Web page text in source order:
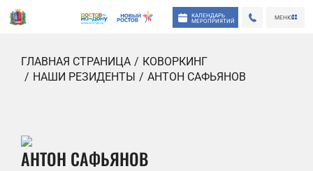
КАЛЕНДАРЬ
МЕРОПРИЯТИЙ
МЕНЮ
ГЛАВНАЯ СТРАНИЦА
КОВОРКИНГ
НАШИ РЕЗИДЕНТЫ
АНТОН САФЬЯНОВ
АНТОН САФЬЯНОВ